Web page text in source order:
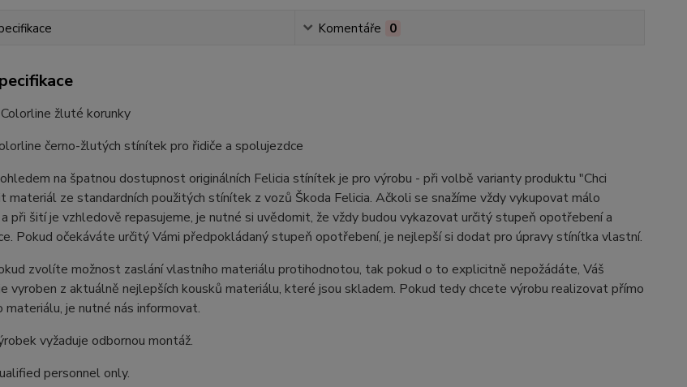
Komentáře 0
žluté korunky
černo-žlutých stínítek pro řidiče a spolujezdce
na špatnou dostupnost originálních Felicia stínítek je pro výrobu - při volbě varianty produktu "Chci
materiál ze standardních použitých stínítek z vozů Škoda Felicia. Ačkoli se snažíme vždy vykupovat málo
při šití je vzhledově repasujeme, je nutné si uvědomit, že vždy budou vykazovat určitý stupeň opotřebení a
Pokud očekáváte určitý Vámi předpokládaný stupeň opotřebení, je nejlepší si dodat pro úpravy stínítka vlastní.
zvolíte možnost zaslání vlastního materiálu protihodnotou, tak pokud o to explicitně nepožádáte, Váš
vyroben z aktuálně nejlepších kousků materiálu, které jsou skladem. Pokud tedy chcete výrobu realizovat přímo
materiálu, je nutné nás informovat.
vyžaduje odbornou montáž.
personnel only.